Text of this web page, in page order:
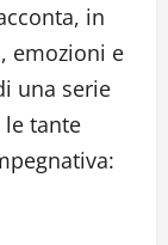
in
emozioni e
una serie
le tante